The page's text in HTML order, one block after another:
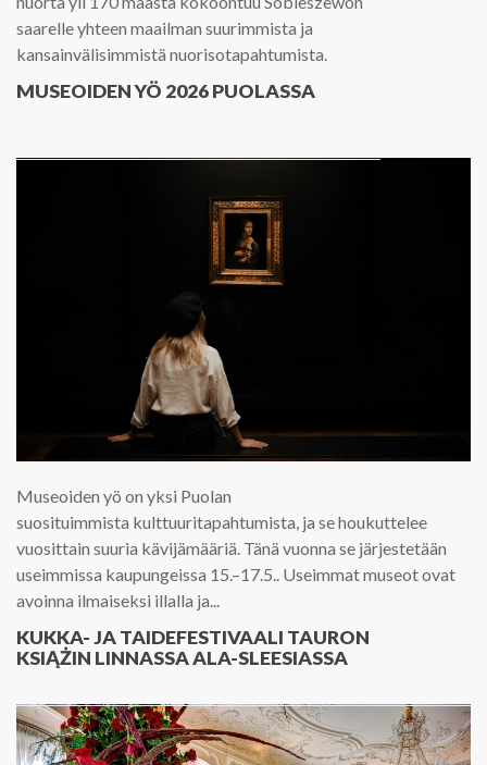
saarelle yhteen maailman suurimmista ja
kansainvälisimmistä nuorisotapahtumista.
MUSEOIDEN YÖ 2026 PUOLASSA
Museoiden yö on yksi Puolan
suosituimmista kulttuuritapahtumista, ja se houkuttelee
vuosittain suuria kävijämääriä. Tänä vuonna se järjestetään
useimmissa kaupungeissa 15.–17.5.. Useimmat museot ovat
avoinna ilmaiseksi illalla ja...
KUKKA- JA TAIDEFESTIVAALI TAURON
KSIĄŻIN LINNASSA ALA-SLEESIASSA